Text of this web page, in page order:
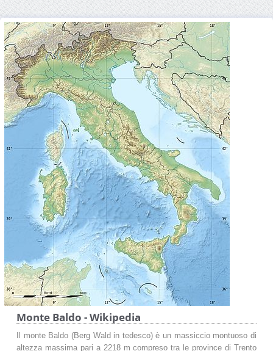
Monte Baldo - Wikipedia
Il monte Baldo (Berg Wald in tedesco) è un massiccio montuoso di
altezza massima pari a 2218 m compreso tra le province di Trento